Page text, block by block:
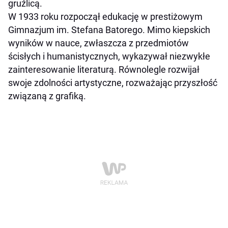
gruźlicą.
W 1933 roku rozpoczął edukację w prestiżowym
Gimnazjum im. Stefana Batorego. Mimo kiepskich
wyników w nauce, zwłaszcza z przedmiotów
ścisłych i humanistycznych, wykazywał niezwykłe
zainteresowanie literaturą. Równolegle rozwijał
swoje zdolności artystyczne, rozważając przyszłość
związaną z grafiką.